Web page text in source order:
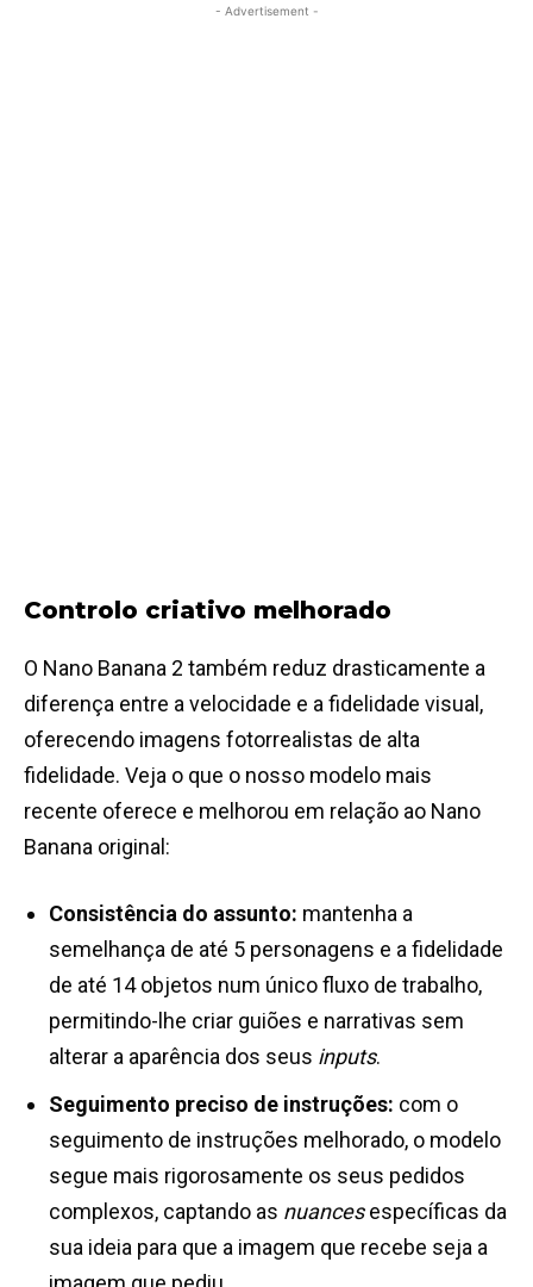
- Advertisement -
Controlo criativo melhorado
O Nano Banana 2 também reduz drasticamente a
diferença entre a velocidade e a fidelidade visual,
oferecendo imagens fotorrealistas de alta
fidelidade. Veja o que o nosso modelo mais
recente oferece e melhorou em relação ao Nano
Banana original:
Consistência do assunto: mantenha a
semelhança de até 5 personagens e a fidelidade
de até 14 objetos num único fluxo de trabalho,
permitindo-lhe criar guiões e narrativas sem
alterar a aparência dos seus inputs.
Seguimento preciso de instruções: com o
seguimento de instruções melhorado, o modelo
segue mais rigorosamente os seus pedidos
complexos, captando as nuancesespecíficas da
sua ideia para que a imagem que recebe seja a